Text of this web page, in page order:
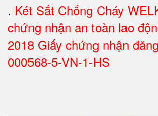
. Két Sắt Chống Cháy
chứng nhận an toàn lao
2018 Giấy chứng nhận
000568-5-VN-1-HS